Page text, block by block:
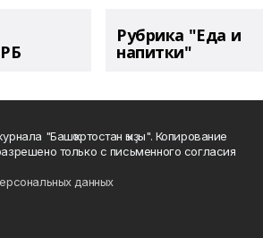
Рубрика "Еда и
напитки"
"Башҡортостан ҡыҙы". Копирование
только с письменного согласия
данных